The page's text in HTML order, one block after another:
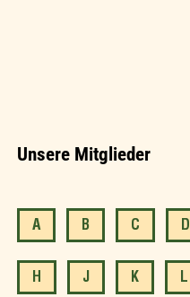
Unsere Mitglieder
A B C D
H J K L